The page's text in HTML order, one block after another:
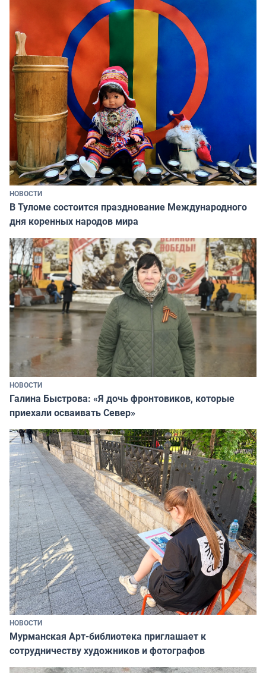
НОВОСТИ
В Туломе состоится празднование Международного
дня коренных народов мира
НОВОСТИ
Галина Быстрова: «Я дочь фронтовиков, которые
приехали осваивать Север»
НОВОСТИ
Мурманская Арт-библиотека приглашает к
сотрудничеству художников и фотографов